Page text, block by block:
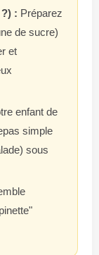
: Préparez
de sucre)
et
enfant de
simple
sous